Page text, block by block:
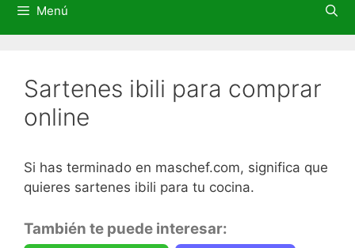
Menú
Sartenes ibili para comprar
online
Si has terminado en maschef.com, significa que
quieres sartenes ibili para tu cocina.
También te puede interesar: